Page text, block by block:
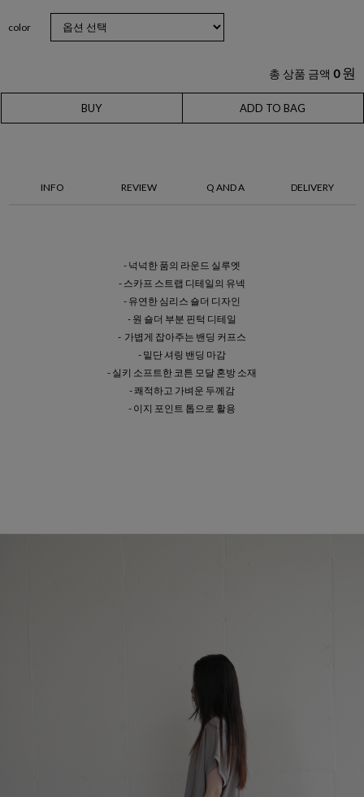
color
총 상품 금액 0 원
BUY ADD TO BAG
INFO REVIEW Q AND A DELIVERY
- 넉넉한 품의 라운드 실루엣
- 스카프 스트랩 디테일의 유넥
- 유연한 심리스 숄더 디자인
- 원 숄더 부분 핀턱 디테일
- 가볍게 잡아주는 밴딩 커프스
- 밑단 셔링 밴딩 마감
- 실키 소프트한 코튼 모달 혼방 소재
- 쾌적하고 가벼운 두께감
- 이지 포인트 톱으로 활용